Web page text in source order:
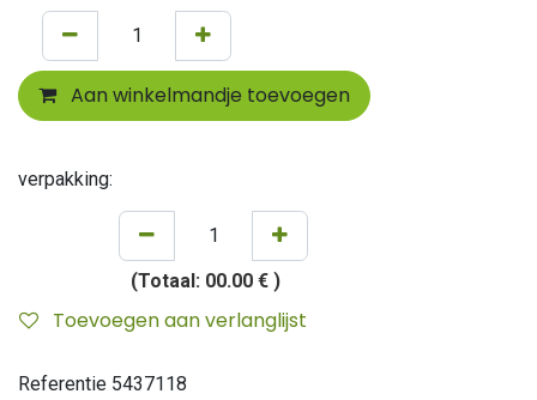
Aan winkelmandje toevoegen
verpakking:
(Totaal: 00.00 € )
Toevoegen aan verlanglijst
Referentie 5437118